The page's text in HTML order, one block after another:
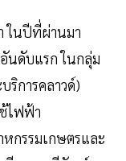
ในปีที่ผ่านมา
นดับแรก ในกลุ่ม
ริการคลาวด์)
ไฟฟ้า
กรรมเกษตรและ